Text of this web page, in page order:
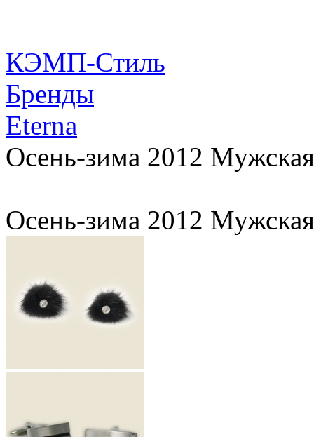
КЭМП-Стиль
Бренды
Eterna
Осень-зима 2012
Осень-зима 2012